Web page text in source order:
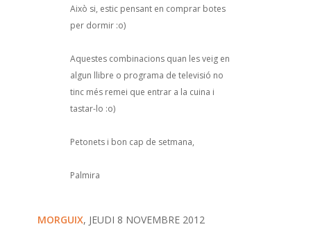
Això si, estic pensant en comprar botes
per dormir :o)
Aquestes combinacions quan les veig en
algun llibre o programa de televisió no
tinc més remei que entrar a la cuina i
tastar-lo :o)
Petonets i bon cap de setmana,
Palmira
MORGUIX, JEUDI 8 NOVEMBRE 2012